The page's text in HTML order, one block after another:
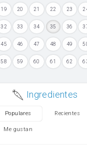
19 20 21 22 23
32 33 34 35 36
45 46 47 48 49
58 59 60 61 62
Ingredientes
Populares Recientes
Me gustan